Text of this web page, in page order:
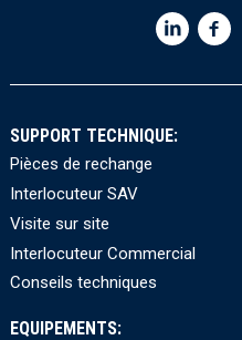
SUPPORT TECHNIQUE:
Pièces de rechange
Interlocuteur SAV
Visite sur site
Interlocuteur Commercial
Conseils techniques
EQUIPEMENTS: